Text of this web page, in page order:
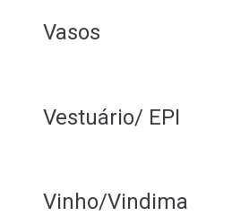
Vasos
Vestuário/ EPI
Vinho/Vindima